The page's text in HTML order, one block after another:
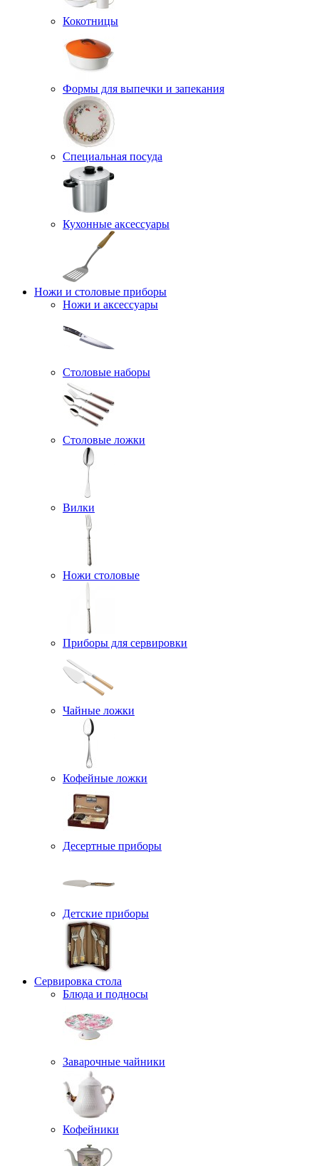
Кокотницы
Формы для выпечки и запекания
Специальная посуда
Кухонные аксессуары
Ножи и столовые приборы
Ножи и аксессуары
Столовые наборы
Столовые ложки
Вилки
Ножи столовые
Приборы для сервировки
Чайные ложки
Кофейные ложки
Десертные приборы
Детские приборы
Сервировка стола
Блюда и подносы
Заварочные чайники
Кофейники